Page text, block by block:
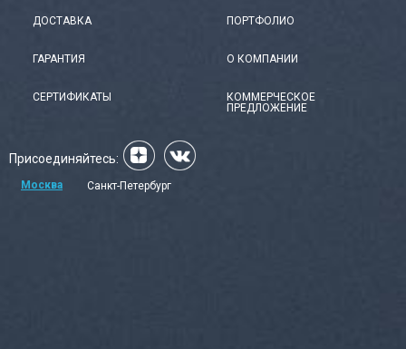
ДОСТАВКА
ГАРАНТИЯ
СЕРТИФИКАТЫ
ПОРТФОЛИО
О КОМПАНИИ
КОММЕРЧЕСКОЕ
ПРЕДЛОЖЕНИЕ
Присоединяйтесь:
Москва Санкт-Петербург